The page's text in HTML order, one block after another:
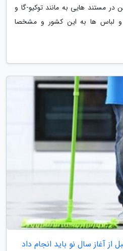
مستند هایی به مانند توکیو-گا و
و لباس ها به این کشور و مشخصا
آغاز سال نو باید انجام داد